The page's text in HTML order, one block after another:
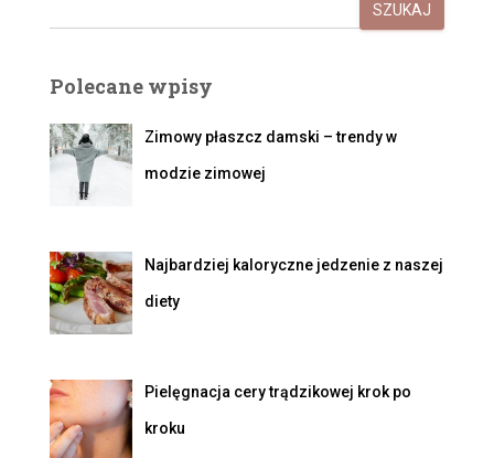
SZUKAJ
Polecane wpisy
Zimowy płaszcz damski – trendy w
modzie zimowej
Najbardziej kaloryczne jedzenie z naszej
diety
Pielęgnacja cery trądzikowej krok po
kroku